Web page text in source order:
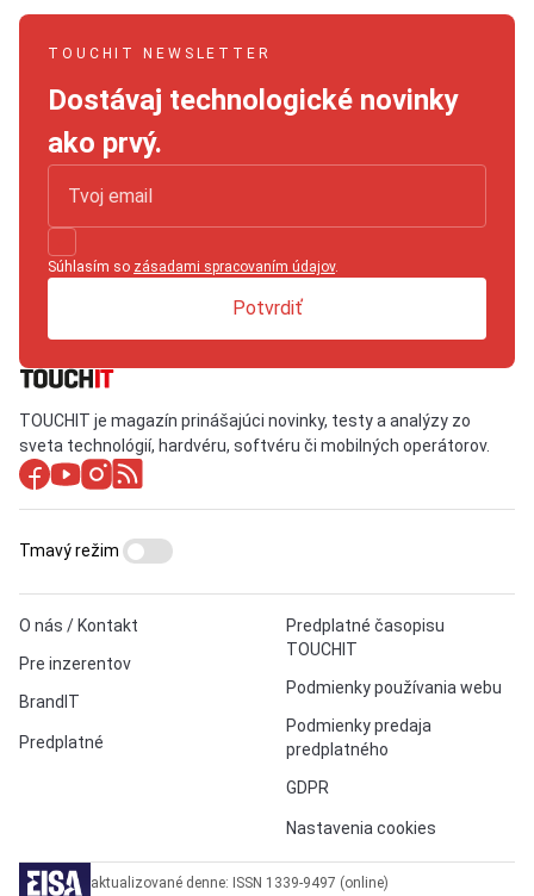
TOUCHIT NEWSLETTER
Dostávaj technologické novinky
ako prvý.
Súhlasím so zásadami spracovaním údajov.
Potvrdiť
TOUCHIT je magazín prinášajúci novinky, testy a analýzy zo
sveta technológií, hardvéru, softvéru či mobilných operátorov.
O nás / Kontakt
Pre inzerentov
BrandIT
Predplatné
Predplatné časopisu
TOUCHIT
Podmienky používania webu
Podmienky predaja
predplatného
GDPR
Nastavenia cookies
Tmavý režim
aktualizované denne: ISSN 1339-9497 (online)